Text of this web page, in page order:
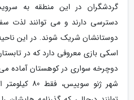
گردشگران در این منطقه به
دسترسی دارند و می توانند لذت
دوستانشان شریک شوند. در این
اسکی بازی معروفی دارد که در
دوچرخه سواری در کوهستان آماده
شهر ژنو